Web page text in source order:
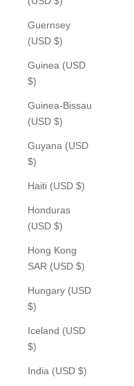
Guernsey
(USD $)
Guinea (USD
$)
Guinea-Bissau
(USD $)
Guyana (USD
$)
Haiti (USD $)
Honduras
(USD $)
Hong Kong
SAR (USD $)
Hungary (USD
$)
Iceland (USD
$)
India (USD $)